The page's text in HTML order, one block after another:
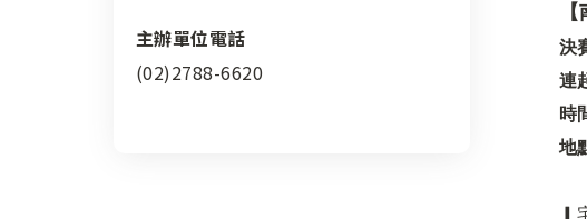
主辦單位電話
(02)2788-6620
決
連
時
地
▎